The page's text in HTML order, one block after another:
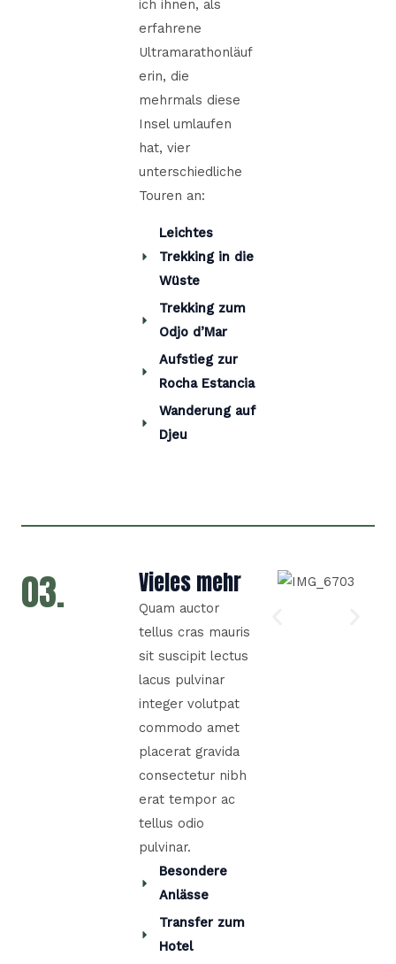
ich ihnen, als
erfahrene
Ultramarathonläuf
erin, die
mehrmals diese
Insel umlaufen
hat, vier
unterschiedliche
Touren an:
Leichtes
Trekking in die
Wüste
Trekking zum
Odjo d’Mar
Aufstieg zur
Rocha Estancia
Wanderung auf
Djeu
03. Vieles mehr
Quam auctor
tellus cras mauris
sit suscipit lectus
lacus pulvinar
integer volutpat
commodo amet
placerat gravida
consectetur nibh
erat tempor ac
tellus odio
pulvinar.
Besondere
Anlässe
Transfer zum
Hotel